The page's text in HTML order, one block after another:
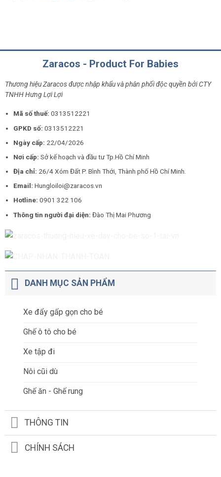
Zaracos - Product For Babies
Thương hiệu Zaracos được nhập khẩu và phân phối độc quyền bởi CTY
TNHH Hưng Lợi Lợi
Mã số thuế: 0313512221
GPKD số:0313512221
Ngày cấp: 22/04/2026
Nơi cấp:Sở kế hoạch và đầu tư Tp.Hồ Chí Minh
Địa chỉ: 26/4 Xóm Đất P. Bình Thới, Thành phố Hồ Chí Minh.
Email:Hungloiloi@zaracos.vn
Hotline:0901 322 106
Thông tin người đại diện:Đào Thị Mai Phương
DANH MỤC SẢN PHẨM
Xe đẩy gấp gọn cho bé
Ghế ô tô cho bé
Xe tập đi
Nôi cũi dù
Ghế ăn - Ghế rung
THÔNG TIN
CHÍNH SÁCH